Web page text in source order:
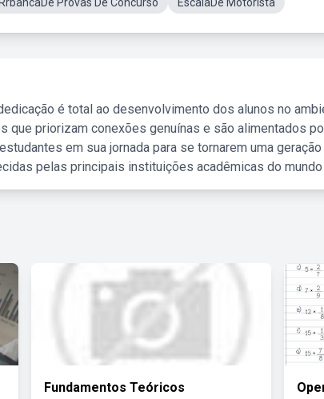
é total ao desenvolvimento dos alunos no
que priorizam conexões genuínas e são alimentados
em sua jornada para se tornarem uma
pelas principais instituições acadêmicas do mundo
Fundamentos Teóricos